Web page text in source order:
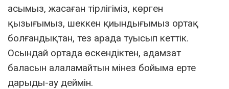
асымыз, жасаған тірлігіміз, көрген
қызығымыз, шеккен қиындығымыз ортақ
болғандықтан, тез арада туысып кеттік.
Осындай ортада өскендіктен, адамзат
баласын алаламайтын мінез бойыма ерте
дарыды-ау деймін.